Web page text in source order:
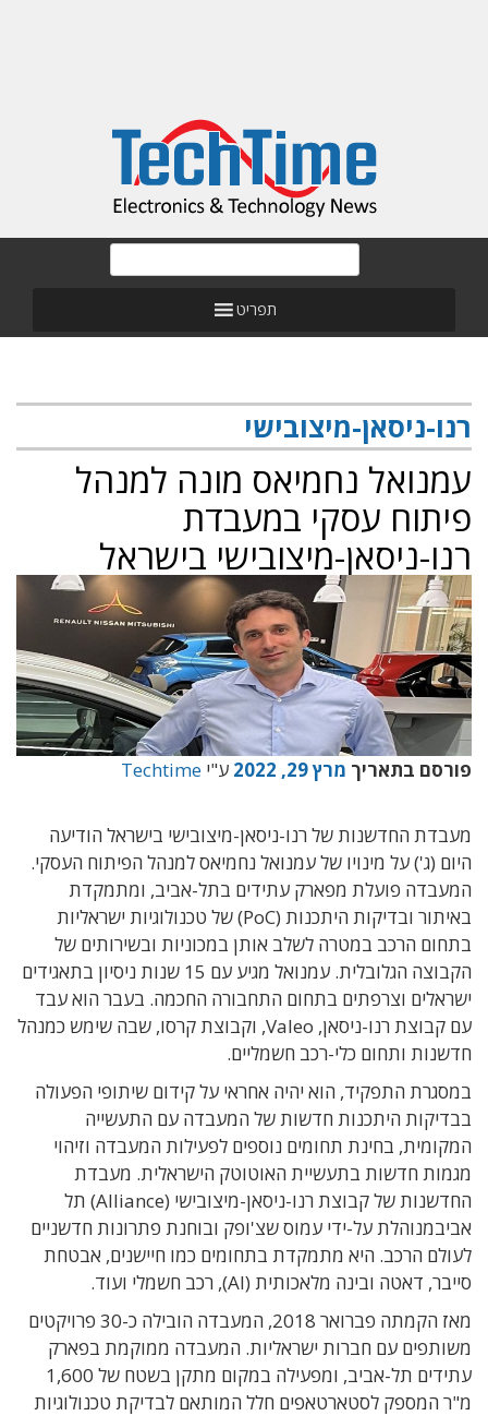
תפריט
רנו-ניסאן-מיצובישי
עמנואל נחמיאס מונה למנהל
פיתוח עסקי במעבדת
רנו-ניסאן-מיצובישי בישראל
פורסם בתאריך מרץ 29, 2022 ע"י Techtime
מעבדת החדשנות של רנו-ניסאן-מיצובישי בישראל הודיעה
היום (ג') על מינויו של עמנואל נחמיאס למנהל הפיתוח העסקי.
המעבדה פועלת מפארק עתידים בתל-אביב, ומתמקדת
באיתור ובדיקות היתכנות (PoC) של טכנולוגיות ישראליות
בתחום הרכב במטרה לשלב אותן במכוניות ובשירותים של
הקבוצה הגלובלית. עמנואל מגיע עם 15 שנות ניסיון בתאגידים
ישראלים וצרפתים בתחום התחבורה החכמה. בעבר הוא עבד
עם קבוצת רנו-ניסאן, Valeo, וקבוצת קרסו, שבה שימש כמנהל
חדשנות ותחום כלי-רכב חשמליים.
במסגרת התפקיד, הוא יהיה אחראי על קידום שיתופי הפעולה
בבדיקות היתכנות חדשות של המעבדה עם התעשייה
המקומית, בחינת תחומים נוספים לפעילות המעבדה וזיהוי
מגמות חדשות בתעשיית האוטוטק הישראלית. מעבדת
החדשנות של קבוצת רנו-ניסאן-מיצובישי (Alliance) תל
אביבמנוהלת על-ידי עמוס שצ'ופק ובוחנת פתרונות חדשניים
לעולם הרכב. היא מתמקדת בתחומים כמו חיישנים, אבטחת
סייבר, דאטה ובינה מלאכותית (AI), רכב חשמלי ועוד.
מאז הקמתה פברואר 2018, המעבדה הובילה כ-30 פרויקטים
משותפים עם חברות ישראליות. המעבדה ממוקמת בפארק
עתידים תל-אביב, ומפעילה במקום מתקן בשטח של 1,600
מ"ר המספק לסטארטאפים חלל המותאם לבדיקת טכנולוגיות